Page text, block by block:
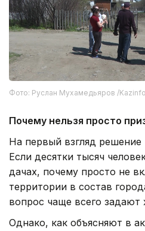
Фото: Руслан Мухамедьяров /
Почему нельзя просто
На первый взгляд
Если десятки тысяч
дачах, почему просто не
территории в состав
вопрос чаще всего задают
Однако, как объясняют в